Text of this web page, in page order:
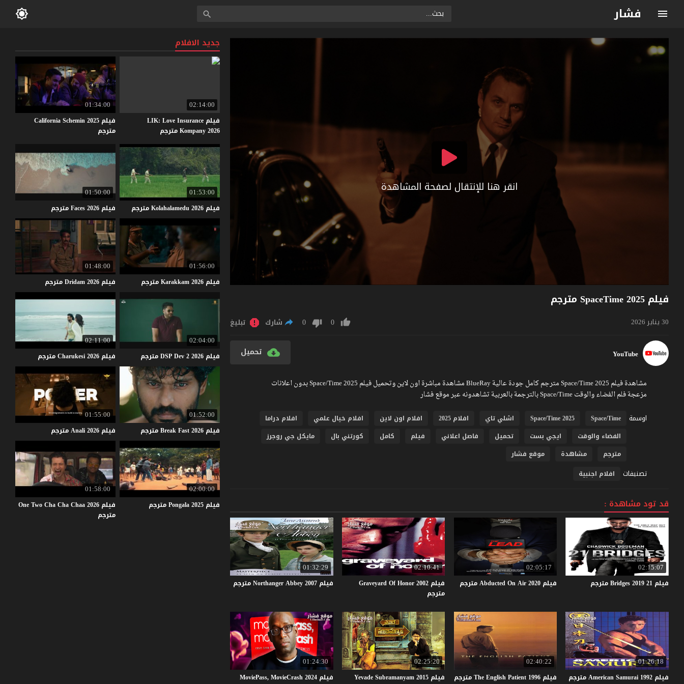
فشار
انقر هنا للإنتقال لصفحة المشاهدة
فيلم SpaceTime 2025 مترجم
30 يناير 2026 0
0 شارك تبليغ
YouTube تحميل
مشاهدة فيلم Space/Time 2025 مترجم كامل جودة عالية BlueRay مشاهدة مباشرة اون لاين وتحميل فيلم Space/Time 2025 بدون اعلانات
مزعجة فلم الفضاء والوقت Space/Time بالترجمة بالعربية تشاهدونه عبر موقع فشار
اوسمة
Space/Time
Space/Time 2025 اشلي تاي افلام 2025 افلام اون لاين افلام خيال علمي
افلام دراما
الفضاء والوقت
ايجي بست تحميل فاصل اعلاني فيلم كامل كورتني بال
مايكل جي روجرز
مترجم
مشاهدة موقع فشار
تصنيفات افلام اجنبية
قد تود مشاهدة :
02:15:07
فيلم 21
Bridges2019 مترجم
02:05:17
فيلم AbductedOnAir2020 مترجم
02:10:41
فيلم Graveyard Of Honor 2002
مترجم
01:32:29
فيلم NorthangerAbbey2007 مترجم
01:26:18
فيلم AmericanSamurai 1992 مترجم
02:40:22
فيلم TheEnglishPatient 1996 مترجم
02:25:20
فيلم Yevade Subramanyam 2015
01:24:30
فيلم MoviePass, MovieCrash 2024
جديد الافلام
02:14:00
فيلم LIK: Love Insurance
Kompany 2026 مترجم
01:34:00
فيلم California Schemin 2025
مترجم
01:53:00
فيلم Kolahalamedu2026 مترجم
01:50:00
فيلم Faces2026 مترجم
01:56:00
فيلم Karakkam2026 مترجم
01:48:00
فيلم Dridam2026 مترجم
02:04:00
فيلم DSPDev22026 مترجم
02:11:00
فيلم Charukesi2026 مترجم
01:52:00
فيلم BreakFast2026 مترجم
01:55:00
فيلم Anali2026 مترجم
02:00:00
فيلم Pongala2025 مترجم
01:58:00
فيلم One Two Cha Cha Chaa 2026
مترجم